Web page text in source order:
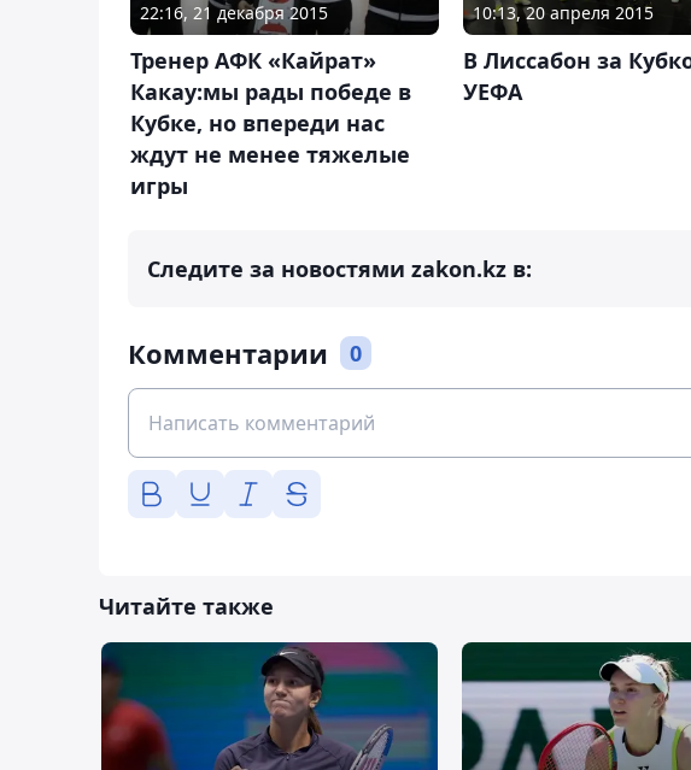
22:16, 21 декабря 2015
Тренер АФК «Кайрат»
Какау:мы рады победе в
Кубке, но впереди нас
ждут не менее тяжелые
игры
10:13, 20 апреля 2015
В Лиссабон за
УЕФА
Следите за новостями zakon.kz в:
Комментарии 0
Читайте также